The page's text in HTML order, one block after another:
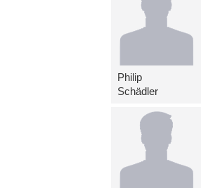
Philip
Schädler